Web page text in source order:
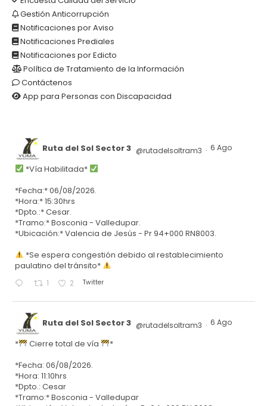
Gestión Anticorrupción
Notificaciones por Aviso
Notificaciones Prediales
Notificaciones por Edicto
Política de Tratamiento de la Información
Contáctenos
App para Personas con Discapacidad
Ruta del Sol Sector 3 @rutadelsoltram3 · 6 Ago
*Vía Habilitada*
*Fecha:* 06/08/2026.
*Hora:* 15:30hrs
*Dpto.:* Cesar.
*Tramo:* Bosconia - Valledupar.
*Ubicación:* Valencia de Jesús - Pr 94+000 RN8003.
*Se espera congestión debido al restablecimiento
paulatino del tránsito*
1 2 Twitter
Ruta del Sol Sector 3 @rutadelsoltram3 · 6 Ago
* Cierre total de vía
*
*Fecha: 06/08/2026.
*Hora: 11:10hrs
*Dpto.: Cesar
*Tramo:* Bosconia - Valledupar